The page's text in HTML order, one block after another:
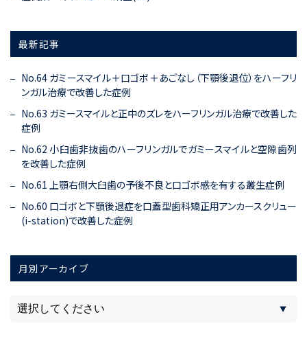
最新記事
No.64 ガミースマイル＋口ゴボ＋あごなし（下顎後退位）をハーフリ
ンガル治療で改善した症例
No.63 ガミースマイルと正中のズレをハーフリンガル治療で改善した
症例
No.62 小臼歯非抜歯のハーフリンガルでガミースマイルと空隙歯列
を改善した症例
No.61 上顎右側大臼歯の予後不良と口ゴボ感を有する叢生症例
No.60 口ゴボと下顎後退症を口蓋型歯科矯正用アンカースクリュー
(i-station)で改善した症例
月別アーカイブ